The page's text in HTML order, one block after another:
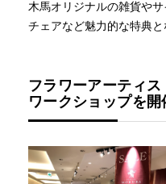
木馬オリジナルの雑貨や
チェアなど魅力的な特典と
フラワーアーティ
ワークショップを開